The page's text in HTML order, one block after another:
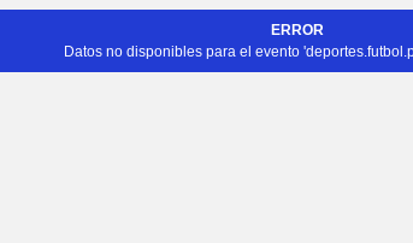
ERROR
Datos no disponibles para el evento